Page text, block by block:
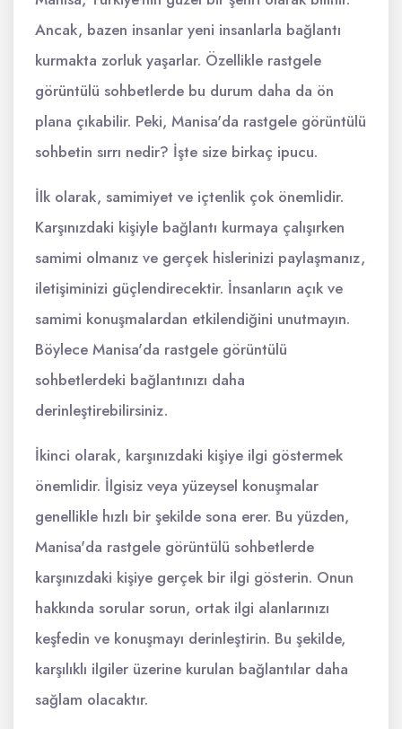
Ancak, bazen insanlar yeni insanlarla bağlantı
kurmakta zorluk yaşarlar. Özellikle rastgele
görüntülü sohbetlerde bu durum daha da ön
plana çıkabilir. Peki, Manisa'da rastgele görüntülü
sohbetin sırrı nedir? İşte size birkaç ipucu.
İlk olarak, samimiyet ve içtenlik çok önemlidir.
Karşınızdaki kişiyle bağlantı kurmaya çalışırken
samimi olmanız ve gerçek hislerinizi paylaşmanız,
iletişiminizi güçlendirecektir. İnsanların açık ve
samimi konuşmalardan etkilendiğini unutmayın.
Böylece Manisa'da rastgele görüntülü
sohbetlerdeki bağlantınızı daha
derinleştirebilirsiniz.
İkinci olarak, karşınızdaki kişiye ilgi göstermek
önemlidir. İlgisiz veya yüzeysel konuşmalar
genellikle hızlı bir şekilde sona erer. Bu yüzden,
Manisa'da rastgele görüntülü sohbetlerde
karşınızdaki kişiye gerçek bir ilgi gösterin. Onun
hakkında sorular sorun, ortak ilgi alanlarınızı
keşfedin ve konuşmayı derinleştirin. Bu şekilde,
karşılıklı ilgiler üzerine kurulan bağlantılar daha
sağlam olacaktır.